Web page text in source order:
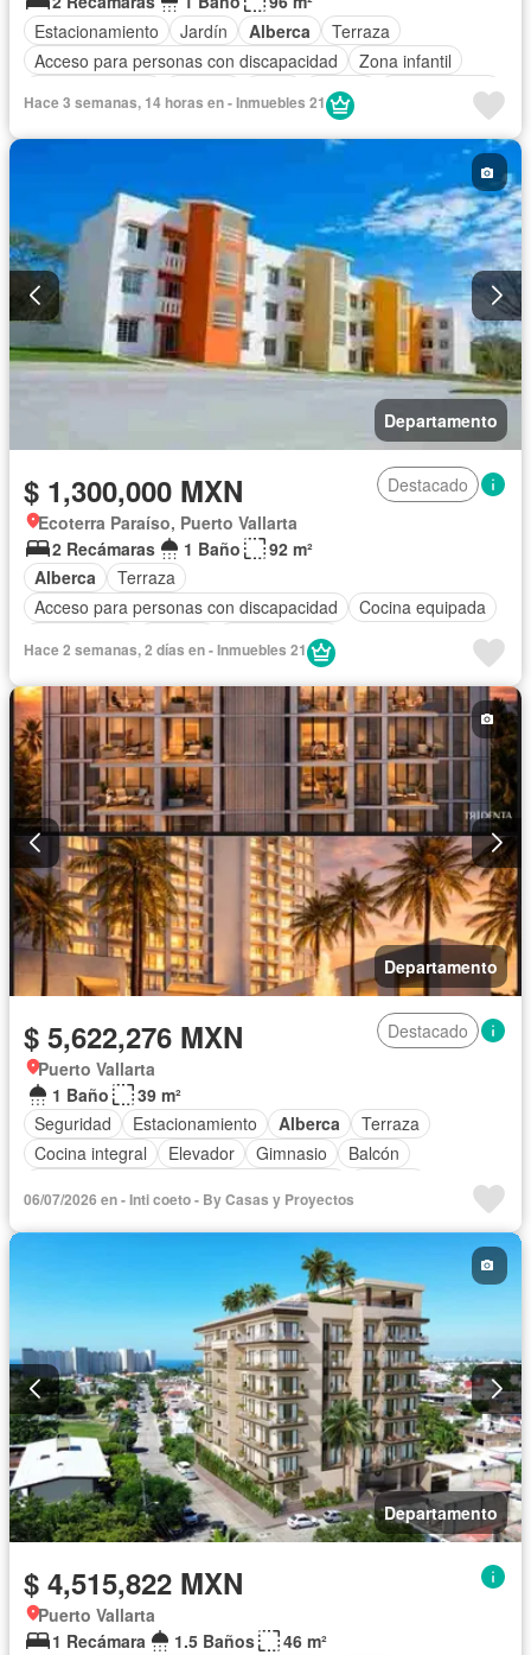
Estacionamiento
Jardín Alberca
Terraza
Acceso para personas con discapacidad
Zona infantil
Asador
Zonas verdes
Permite niños
Hace 3 semanas, 14 horas en - Inmuebles 21
Departamento
$ 1,300,000 MXN
Destacado
Ecoterra Paraíso, Puerto Vallarta
2 Recámaras
1 Baño
92 m²
Alberca
Terraza
Acceso para personas con discapacidad
Cocina equipada
Zonas verdes
Hace 2 semanas, 2 días en - Inmuebles 21
Departamento
$ 5,622,276 MXN
Destacado
Puerto Vallarta
1 Baño
39 m²
Seguridad
Estacionamiento Alberca
Terraza
Cocina integral
Elevador Gimnasio
Balcón
Aire acondicionado
Electricidad Azotea
Agua
06/07/2026 en - Inti coeto - By Casas y Proyectos
Departamento
$ 4,515,822 MXN
Puerto Vallarta
1 Recámara
1.5 Baños
46 m²